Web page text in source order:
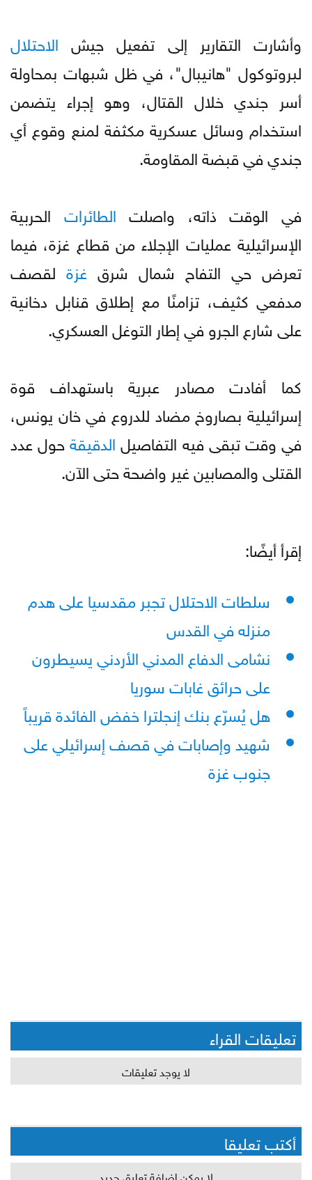
وأشارت التقارير إلى تفعيل جيش الاحتلال
لبروتوكول "هانيبال"، في ظل شبهات بمحاولة
أسر جندي خلال القتال، وهو إجراء يتضمن
استخدام وسائل عسكرية مكثفة لمنع وقوع أي
جندي في قبضة المقاومة.
في الوقت ذاته، واصلت الطائرات الحربية
الإسرائيلية عمليات الإجلاء من قطاع غزة، فيما
تعرض حي التفاح شمال شرق غزة لقصف
مدفعي كثيف، تزامنًا مع إطلاق قنابل دخانية
على شارع الجرو في إطار التوغل العسكري.
كما أفادت مصادر عبرية باستهداف قوة
إسرائيلية بصاروخ مضاد للدروع في خان يونس،
في وقت تبقى فيه التفاصيلالدقيقةحول عدد
القتلى والمصابين غير واضحة حتى الآن.
إقرأ أيضًا:
سلطات الاحتلال تجبر مقدسيا على هدم
منزله في القدس
نشامى الدفاع المدني الأردني يسيطرون
على حرائق غابات سوريا
هل يُسرّع بنك إنجلترا خفض الفائدة قريباً
شهيد وإصابات في قصف إسرائيلي على
جنوب غزة
تعليقات القراء
لا يوجد تعليقات
أكتب تعليقا
لا يمكن اضافة تعليق جديد